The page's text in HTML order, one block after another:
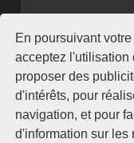
En poursuivant
acceptez l'utilisation
proposer des
d'intérêts, pour
navigation, et pour
d'information sur les
+225 07 08
NEWSLETTER
Restez connecté via